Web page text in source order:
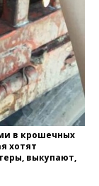
в крошечных
хотят
выкупают,